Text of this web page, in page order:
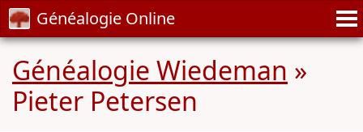
Généalogie Online
Généalogie Wiedeman »
Pieter Petersen